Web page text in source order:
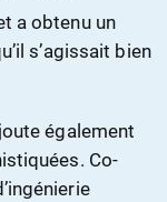
a obtenu un
s’agissait bien
également
Co-